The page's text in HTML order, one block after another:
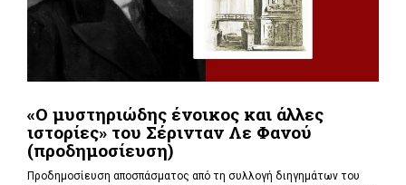
«Ο μυστηριώδης ένοικος και άλλες
ιστορίες» του Σέρινταν Λε Φανού
(προδημοσίευση)
Προδημοσίευση αποσπάσματος από τη συλλογή διηγημάτων του